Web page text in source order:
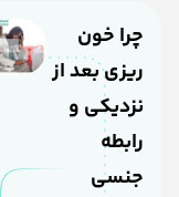
چرا خون
ریزی بعد از
نزدیکی و
رابطه
جنسی